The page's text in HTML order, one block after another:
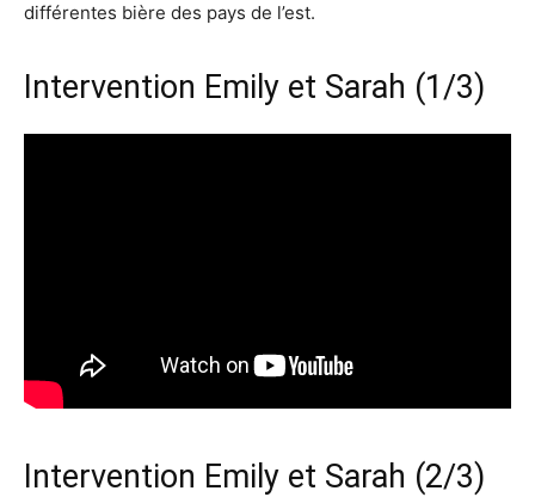
différentes bière des pays de l’est.
Intervention Emily et Sarah (1/3)
Intervention Emily et Sarah (2/3)